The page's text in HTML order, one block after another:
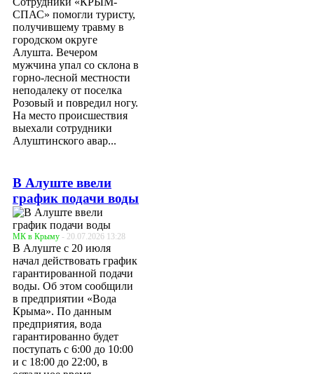
СПАС» помогли туристу,
получившему травму в
городском округе
Алушта. Вечером
мужчина упал со склона в
горно-лесной местности
неподалеку от поселка
Розовый и повредил ногу.
На место происшествия
выехали сотрудники
Алуштинского авар...
В Алуште ввели
график подачи воды
МК в Крыму - 20.07.2026 13:28
В Алуште с 20 июля
начал действовать график
гарантированной подачи
воды. Об этом сообщили
в предприятии «Вода
Крыма». По данным
предприятия, вода
гарантированно будет
поступать с 6:00 до 10:00
и с 18:00 до 22:00, в